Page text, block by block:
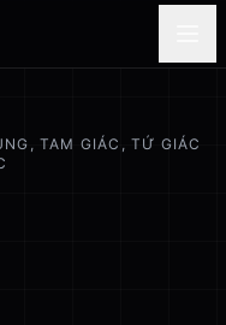
TAM GIÁC, TỨ GIÁC